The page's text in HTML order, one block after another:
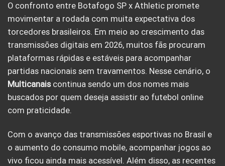
O confronto entre Botafogo SP x Athletic promete
movimentar a rodada com muita expectativa dos
torcedores brasileiros. Em meio ao crescimento das
transmissões digitais em 2026, muitos fãs procuram
plataformas rápidas e estáveis para acompanhar
partidas nacionais sem travamentos. Nesse cenário, o
Multicanaiscontinua sendo um dos nomes mais
buscados por quem deseja assistir ao futebol online
com praticidade.
Com o avanço das transmissões esportivas no Brasil e
o aumento do consumo mobile, acompanhar jogos ao
vivo ficou ainda mais acessível. Além disso, as recentes